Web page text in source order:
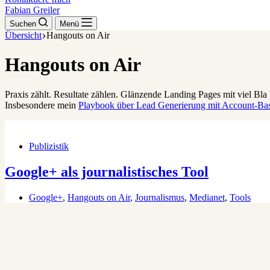
Fabian Greiler
Suchen Menü
Übersicht Hangouts on Air
Hangouts on Air
Praxis zählt. Resultate zählen. Glänzende Landing Pages mit viel
Insbesondere mein Playbook über Lead Generierung mit Account-
Publizistik
Google+ als journalistisches Tool
Google+, Hangouts on Air, Journalismus, Medianet, Tools